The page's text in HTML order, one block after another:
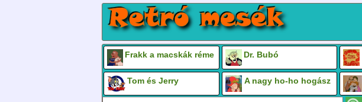
Frakk a macskák réme Dr. Bubó
Tom és Jerry A nagy ho-ho hogász